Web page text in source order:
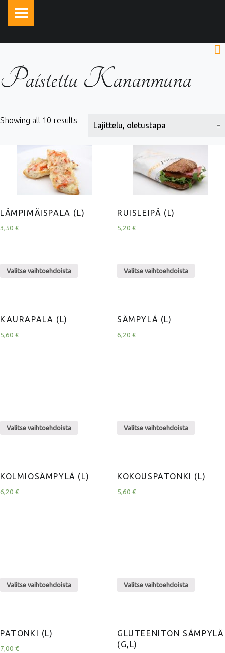
Paistettu Kananmuna
Showing all 10 results
LÄMPIMÄISPALA (L)
3,50 €
Valitse vaihtoehdoista
RUISLEIPÄ (L)
5,20 €
Valitse vaihtoehdoista
KAURAPALA (L)
5,60 €
Valitse vaihtoehdoista
SÄMPYLÄ (L)
6,20 €
Valitse vaihtoehdoista
KOLMIOSÄMPYLÄ (L)
6,20 €
Valitse vaihtoehdoista
KOKOUSPATONKI (L)
5,60 €
Valitse vaihtoehdoista
PATONKI (L)
7,00 €
GLUTEENITON SÄMPYLÄ
(G,L)